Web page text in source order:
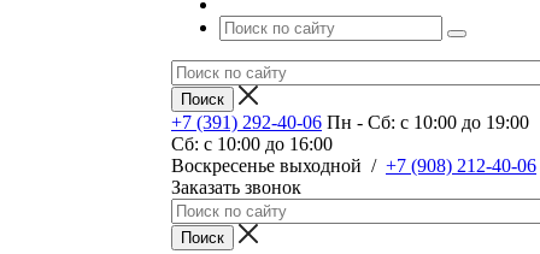
+7 (391) 292-40-06 Пн - Сб: c 10:00 до 19:00
Сб: c 10:00 до 16:00
​Воскресенье выходной / +7 (908) 212-40-06
Заказать звонок